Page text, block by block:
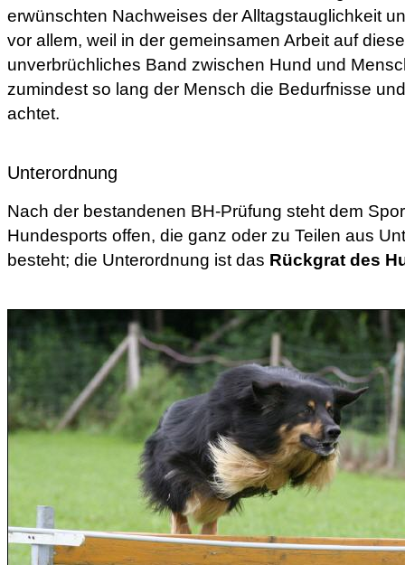
erwünschten Nachweises der Alltagstauglichkeit
vor allem, weil in der gemeinsamen Arbeit auf
unverbrüchliches Band zwischen Hund und
zumindest so lang der Mensch die Bedurfnisse
achtet.
Unterordnung
Nach der bestandenen BH-Prüfung steht dem
Hundesports offen, die ganz oder zu Teilen aus
besteht; die Unterordnung ist das Rückgrat des